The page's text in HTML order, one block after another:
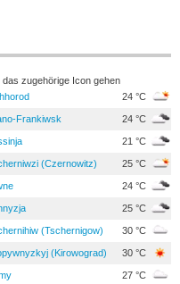
zugehörige Icon gehen
24 °C
Frankiwsk 24 °C
21 °C
(Czernowitz) 25 °C
24 °C
25 °C
(Tschernigow) 30 °C
(Kirowograd) 30 °C
27 °C